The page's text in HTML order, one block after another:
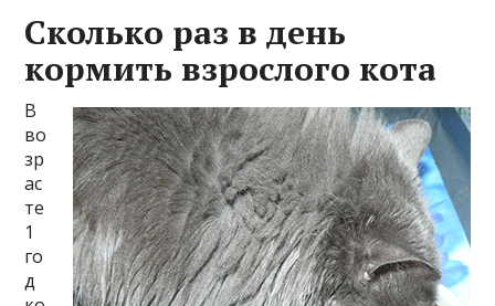
Сколько раз в день
кормить взрослого кота
В
во
зр
ас
те
1
го
д